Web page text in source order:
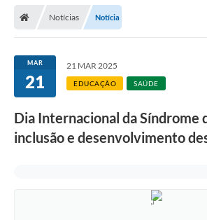
Departamentos
Câmara Municipal
Contato
Notícias Notícia
MAR
21
21 MAR 2025
EDUCAÇÃO SAÚDE
Dia Internacional da Síndrome
inclusão e desenvolvimento